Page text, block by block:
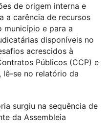
de origem interna e
a carência de recursos
município e para a
disponíveis no
acrescidos à
Públicos (CCP) e
lê-se no relatório da
surgiu na sequência de
da Assembleia